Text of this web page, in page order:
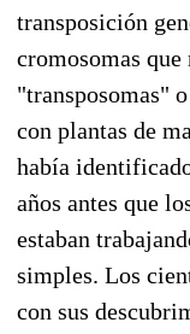
transposición
cromosomas
"transposomas"
con plantas de
había
años antes que
estaban
simples. Los
con sus